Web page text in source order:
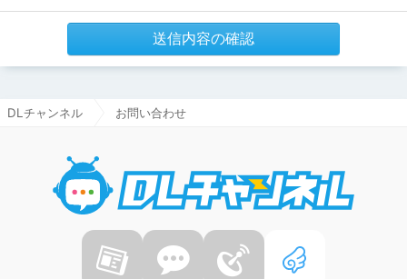
送信内容の確認
DLチャンネル お問い合わせ